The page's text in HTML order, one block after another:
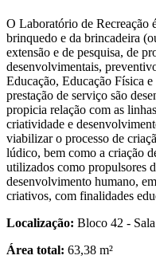
O Laboratório de Recreação
brinquedo e da brincadeira
extensão e de pesquisa, de
desenvolvimentais,
Educação, Educação Física
prestação de serviço são
propicia relação com as
criatividade e
viabilizar o processo de
lúdico, bem como a criação
utilizados como propulsores
desenvolvimento humano,
criativos, com finalidades
Localização: Bloco 42 -
Área total: 63,38 m²